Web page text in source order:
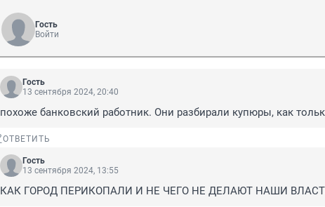
Гость
Войти
Гость
13 сентября 2024, 20:40
похоже банковский работник. Они разбирали купюры, как
ОТВЕТИТЬ
Гость
13 сентября 2024, 13:55
КАК ГОРОД ПЕРИКОПАЛИ И НЕ ЧЕГО НЕ ДЕЛАЮТ НАШИ